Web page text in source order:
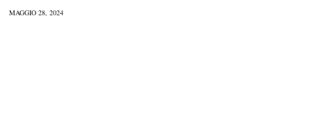
MAGGIO 28, 2024